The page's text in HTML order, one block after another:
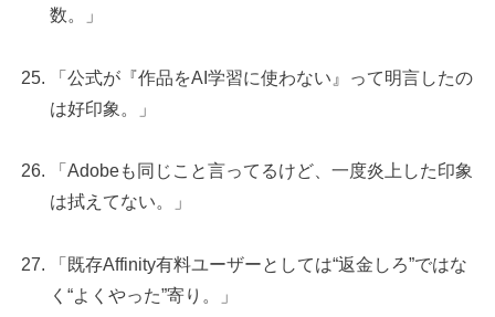
数。」
「公式が『作品をAI学習に使わない』って明言したの
は好印象。」
「Adobeも同じこと言ってるけど、一度炎上した印象
は拭えてない。」
「既存Affinity有料ユーザーとしては“返金しろ”ではな
く“よくやった”寄り。」